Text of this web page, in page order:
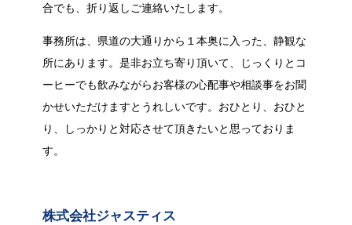
合でも、折り返しご連絡いたします。
事務所は、県道の大通りから１本奥に入った、静観な
所にあります。是非お立ち寄り頂いて、じっくりとコ
ーヒーでも飲みながらお客様の心配事や相談事をお聞
かせいただけますとうれしいです。おひとり、おひと
り、しっかりと対応させて頂きたいと思っておりま
す。
株式会社ジャスティス